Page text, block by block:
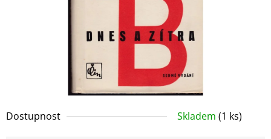
Dostupnost Skladem (1 ks)